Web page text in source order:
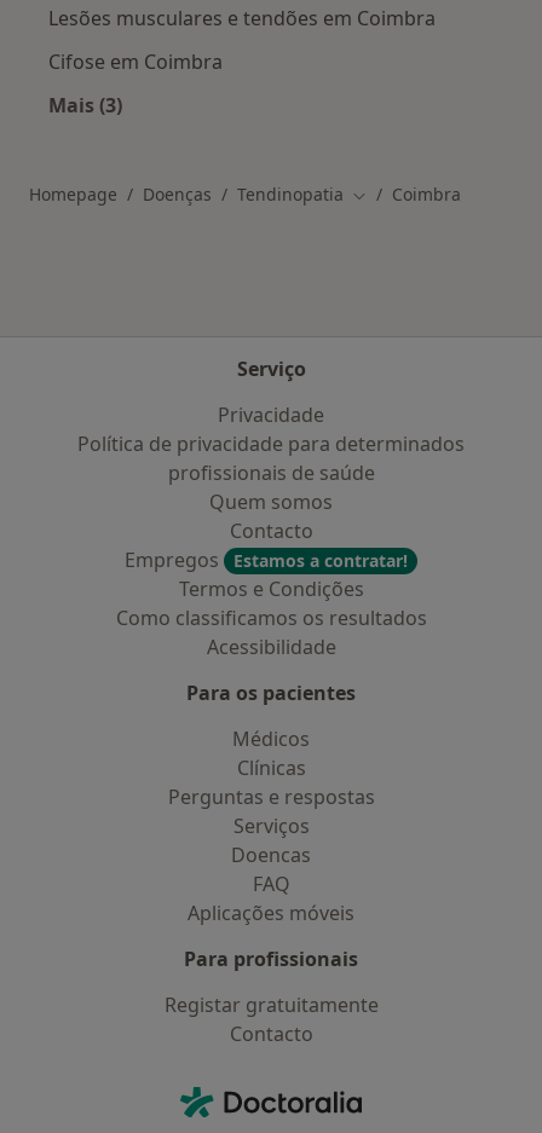
Lesões musculares e tendões em Coimbra
Cifose em Coimbra
Mais (3)
Homepage Doenças Tendinopatia Mudar de cidade
Coimbra
Serviço
Privacidade
Política de privacidade para determinados
profissionais de saúde
Quem somos
Contacto
Empregos
Estamos a contratar!
Termos e Condições
Como classificamos os resultados
Acessibilidade
Para os pacientes
Médicos
Clínicas
Perguntas e respostas
Serviços
Doencas
FAQ
Aplicações móveis
Para profissionais
Registar gratuitamente
Contacto
Doctoralia - Homepage